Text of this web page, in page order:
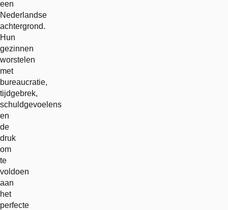
een
Nederlandse
achtergrond.
Hun
gezinnen
worstelen
met
bureaucratie,
tijdgebrek,
schuldgevoelens
en
de
druk
om
te
voldoen
aan
het
perfecte